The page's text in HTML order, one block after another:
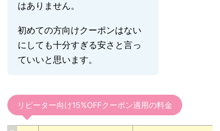
はありません。
初めての方向けクーポンはない
にしても十分すぎる安さと言っ
ていいと思います。
リピーター向け15%OFFクーポン適用の料金